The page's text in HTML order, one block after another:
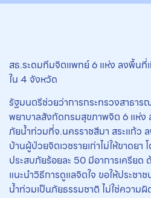
สธ.ระดมทีมจิตแพทย์ 6 แห่ง ลงพื้นที่
ใน 4 จังหวัด
รัฐมนตรีช่วยว่าการกระทรวงสาธา
พยาบาลสังกัดกรมสุขภาพจิต 6 แห่ง
ภัยน้ำท่วมที่จ.นครราชสีมา สระแก้ว ล
บ้านผู้ป่วยจิตเวชรายเก่าไม่ให้ขาดย
ประสบภัยร้อยละ 50 มีอาการเครีย
แนะนำวิธีการดูแลจิตใจ ขอให้ประช
น้ำท่วมเป็นภัยธรรมชาติ ไม่ใช่ความผิ